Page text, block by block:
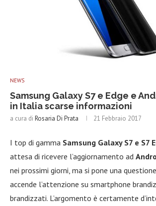
NEWS
Samsung Galaxy S7 e Edge e
in Italia scarse informazioni
a cura di Rosaria Di Prata 21 Febbraio 2017
I top di gamma Samsung Galaxy S7 e S7
attesa di ricevere l’aggiornamento ad
nei prossimi giorni, ma si pone una
accende l’attenzione su smartphone
brandizzati. L’argomento è certamente